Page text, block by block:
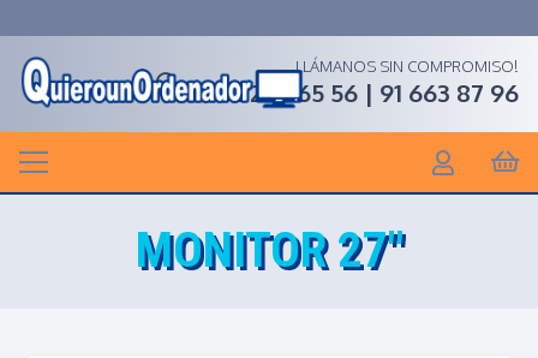
LLÁMANOS SIN COMPROMISO!
91 268 65 56 | 91 663 87 96
MONITOR 27″